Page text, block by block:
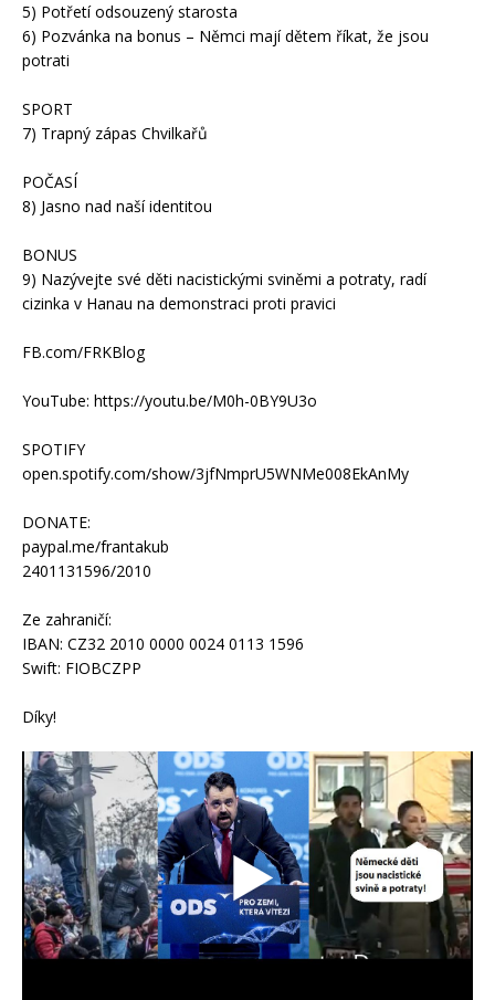
5) Potřetí odsouzený starosta
6) Pozvánka na bonus – Němci mají dětem říkat, že jsou
potrati
SPORT
7) Trapný zápas Chvilkařů
POČASÍ
8) Jasno nad naší identitou
BONUS
9) Nazývejte své děti nacistickými sviněmi a potraty, radí
cizinka v Hanau na demonstraci proti pravici
FB.com/FRKBlog
YouTube: https://youtu.be/M0h-0BY9U3o
SPOTIFY
open.spotify.com/show/3jfNmprU5WNMe008EkAnMy
DONATE:
paypal.me/frantakub
2401131596/2010
Ze zahraničí:
IBAN: CZ32 2010 0000 0024 0113 1596
Swift: FIOBCZPP
Díky!